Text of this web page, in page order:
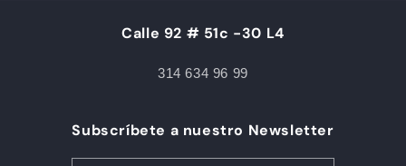
Calle 92 # 51c -30 L4
314 634 96 99
Subscríbete a nuestro Newsletter